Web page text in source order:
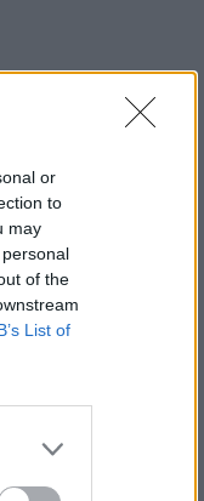
or
to
may
of the
List of